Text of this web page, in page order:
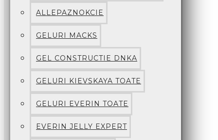
ALLEPAZNOKCIE
GELURI MACKS
GEL CONSTRUCTIE DNKA
GELURI KIEVSKAYA TOATE
GELURI EVERIN TOATE
EVERIN JELLY EXPERT